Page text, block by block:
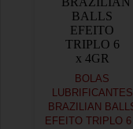
BOLAS
LUBRIFICANTES
BRAZILIAN
EFEITO TRIPLO 6